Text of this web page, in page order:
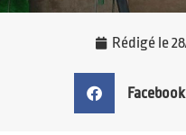
Rédigé le
Facebook